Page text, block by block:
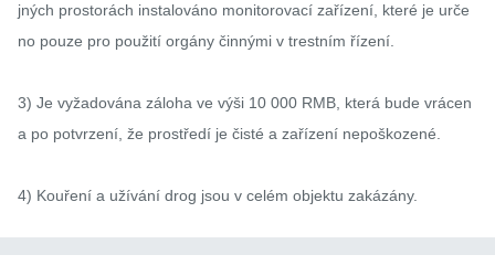
jných prostorách instalováno monitorovací zařízení, které je urče
no pouze pro použití orgány činnými v trestním řízení.
3) Je vyžadována záloha ve výši 10 000 RMB, která bude vrácen
a po potvrzení, že prostředí je čisté a zařízení nepoškozené.
4) Kouření a užívání drog jsou v celém objektu zakázány.